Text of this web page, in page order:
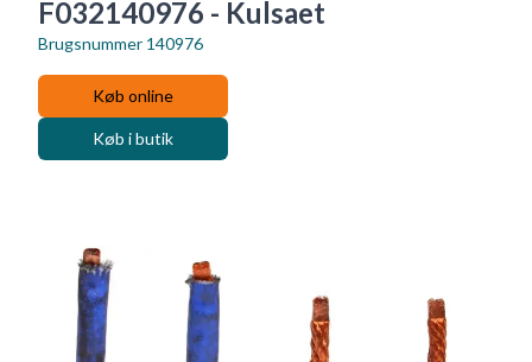
F032140976 - Kulsaet
Brugsnummer 140976
Køb online
Køb i butik